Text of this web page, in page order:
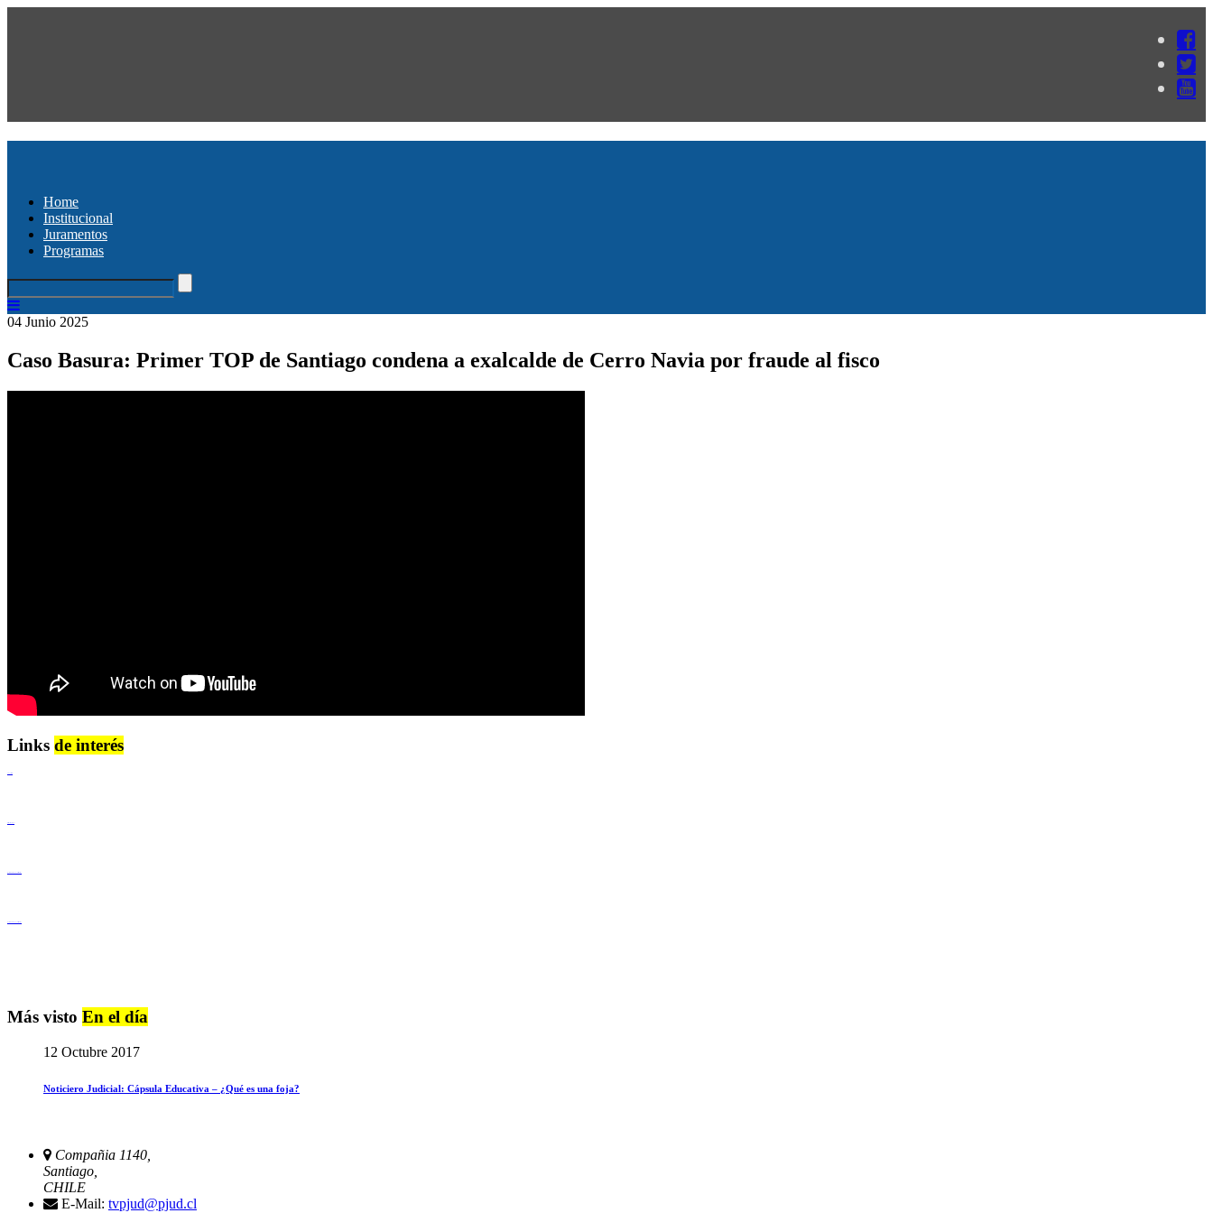
Home
Institucional
Juramentos
Programas
04 Junio 2025
Caso Basura: Primer TOP de Santiago condena a exalcalde de Cerro Navia por fraude al fisco
Links de interés
Más visto En el día
12 Octubre 2017
Noticiero Judicial: Cápsula Educativa – ¿Qué es una foja?
Compañia 1140,
Santiago,
CHILE
E-Mail: tvpjud@pjud.cl